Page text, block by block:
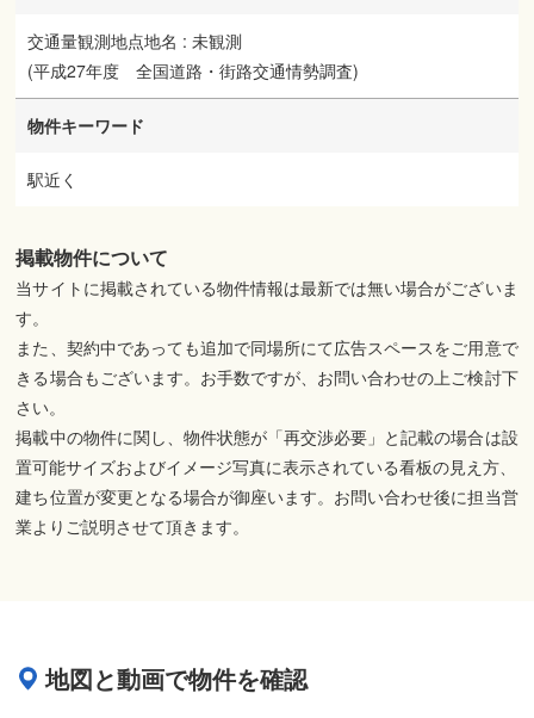
交通量観測地点地名 : 未観測
(平成27年度 全国道路・街路交通情勢調査)
物件キーワード
駅近く
掲載物件について
当サイトに掲載されている物件情報は最新では無い場合がございま
す。
また、契約中であっても追加で同場所にて広告スペースをご用意で
きる場合もございます。お手数ですが、お問い合わせの上ご検討下
さい。
掲載中の物件に関し、物件状態が「再交渉必要」と記載の場合は設
置可能サイズおよびイメージ写真に表示されている看板の見え方、
建ち位置が変更となる場合が御座います。お問い合わせ後に担当営
業よりご説明させて頂きます。
地図と動画で物件を確認